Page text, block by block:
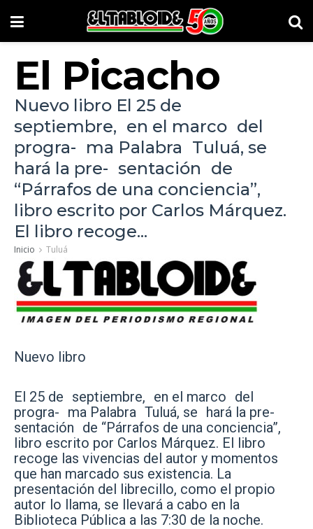
El Picacho
Nuevo libro El 25 de
septiembre, en el marco del
progra- ma Palabra Tuluá, se
hará la pre- sentación de
“Párrafos de una conciencia”,
libro escrito por Carlos Márquez.
El libro recoge...
Inicio Tuluá
Nuevo libro
El 25 de septiembre, en el marco del
progra- ma Palabra Tuluá, se hará la pre-
sentación de “Párrafos de una conciencia”,
libro escrito por Carlos Márquez. El libro
recoge las vivencias del autor y momentos
que han marcado sus existencia. La
presentación del librecillo, como el propio
autor lo llama, se llevará a cabo en la
Biblioteca Pública a las 7:30 de la noche.